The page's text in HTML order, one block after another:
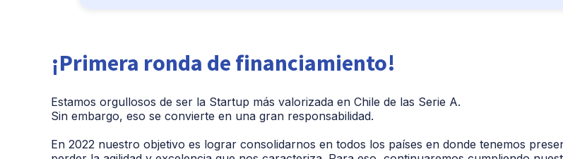
¡Primera ronda de financiamiento!
Estamos orgullosos de ser la Startup más valorizada en Chile de las Serie A.
Sin embargo, eso se convierte en una gran responsabilidad.
En 2022 nuestro objetivo es lograr consolidarnos en todos los países en donde tenemos